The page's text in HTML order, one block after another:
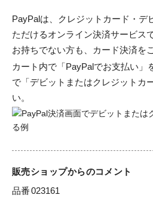
PayPalは、クレジットカード・デ
ただけるオンライン決済サービス
お持ちでない方も、カード決済を
カート内で「PayPalでお支払い」
で「デビットまたはクレジットカ
い。
販売ショップからのコメント
品番	023161